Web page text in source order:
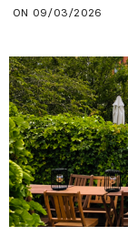
ON 09/03/2026